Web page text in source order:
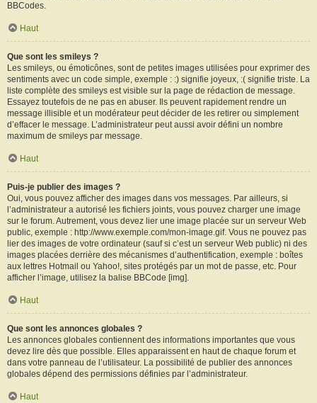
BBCodes.
Haut
Que sont les smileys ?
Les smileys, ou émoticônes, sont de petites images utilisées pour exprimer des
sentiments avec un code simple, exemple : :) signifie joyeux, :( signifie triste. La
liste complète des smileys est visible sur la page de rédaction de message.
Essayez toutefois de ne pas en abuser. Ils peuvent rapidement rendre un
message illisible et un modérateur peut décider de les retirer ou simplement
d’effacer le message. L’administrateur peut aussi avoir défini un nombre
maximum de smileys par message.
Haut
Puis-je publier des images ?
Oui, vous pouvez afficher des images dans vos messages. Par ailleurs, si
l’administrateur a autorisé les fichiers joints, vous pouvez charger une image
sur le forum. Autrement, vous devez lier une image placée sur un serveur Web
public, exemple : http://www.exemple.com/mon-image.gif. Vous ne pouvez pas
lier des images de votre ordinateur (sauf si c’est un serveur Web public) ni des
images placées derrière des mécanismes d’authentification, exemple : boîtes
aux lettres Hotmail ou Yahoo!, sites protégés par un mot de passe, etc. Pour
afficher l’image, utilisez la balise BBCode [img].
Haut
Que sont les annonces globales ?
Les annonces globales contiennent des informations importantes que vous
devez lire dès que possible. Elles apparaissent en haut de chaque forum et
dans votre panneau de l’utilisateur. La possibilité de publier des annonces
globales dépend des permissions définies par l’administrateur.
Haut